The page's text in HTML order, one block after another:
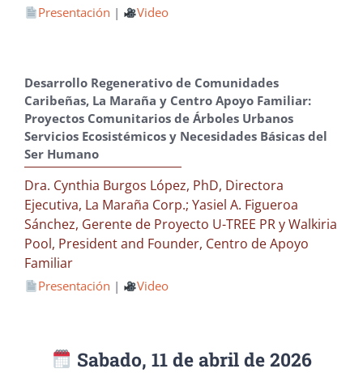
Presentación | Video
Desarrollo Regenerativo de Comunidades
Caribeñas, La Maraña y Centro Apoyo Familiar:
Proyectos Comunitarios de Árboles Urbanos
Servicios Ecosistémicos y Necesidades Básicas del
Ser Humano
Dra. Cynthia Burgos López, PhD, Directora
Ejecutiva, La Maraña Corp.; Yasiel A. Figueroa
Sánchez, Gerente de Proyecto U-TREE PR y Walkiria
Pool, President and Founder, Centro de Apoyo
Familiar
Presentación | Video
Sabado, 11 de abril de 2026